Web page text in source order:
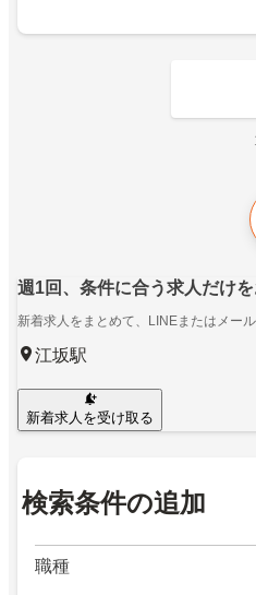
週1回、条件に合う求人だけ
新着求人をまとめて、LINEまたはメー
江坂駅
新着求人を受け取る
検索条件の追加
職種